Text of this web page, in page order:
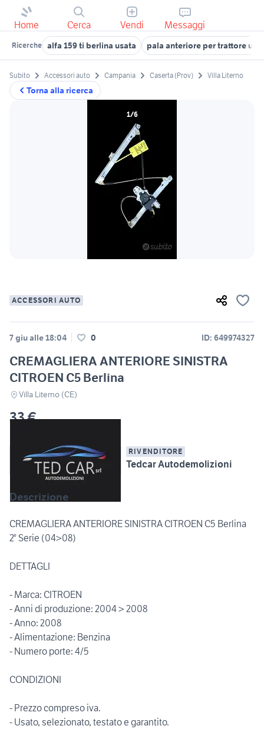
Home Cerca Vendi Messaggi
Ricerche alfa 159 ti berlina usata pala anteriore per trattore
Torna alla ricerca
Subito Accessori auto Campania Caserta (Prov) Villa Literno
1/6
ACCESSORI AUTO
7 giu alle 18:04 0 ID: 649974327
CREMAGLIERA ANTERIORE SINISTRA
CITROEN C5 Berlina
Villa Literno (CE)
33 €
RIVENDITORE
Tedcar Autodemolizioni
Descrizione
CREMAGLIERA ANTERIORE SINISTRA CITROEN C5 Berlina
2° Serie (04>08)
DETTAGLI
- Marca: CITROEN
- Anni di produzione: 2004 > 2008
- Anno: 2008
- Alimentazione: Benzina
- Numero porte: 4/5
CONDIZIONI
- Prezzo compreso iva.
- Usato, selezionato, testato e garantito.